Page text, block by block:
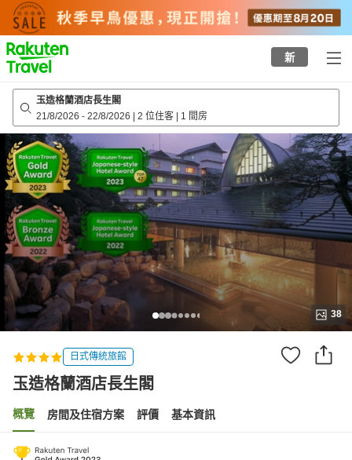
to
top
page
新
玉造格蘭酒店長生閣
21/8/2026 - 22/8/2026 | 2 位住客 | 1 間房
38
日式傳統旅館
玉造格蘭酒店長生閣
概覽 房間及住宿方案 評價 基本資訊